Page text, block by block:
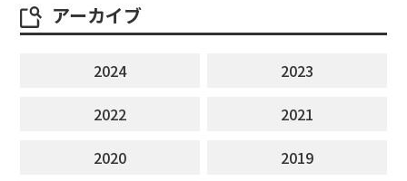
アーカイブ
2024
2023
2022
2021
2020
2019